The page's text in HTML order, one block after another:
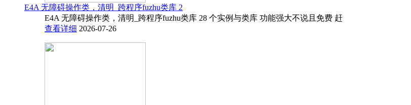
E4A 无障碍操作类，清明_跨程序fuzhu类库 2
E4A 无障碍操作类，清明_跨程序fuzhu类库 28 个实例与类库 功能强大不说且免费 赶
查看详细 2026-07-26